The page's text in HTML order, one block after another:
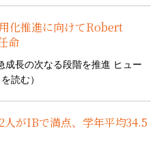
化推進に向けてRobert
命
成長の次なる段階を推進 ヒュー
読む）
がIBで満点、学年平均34.5